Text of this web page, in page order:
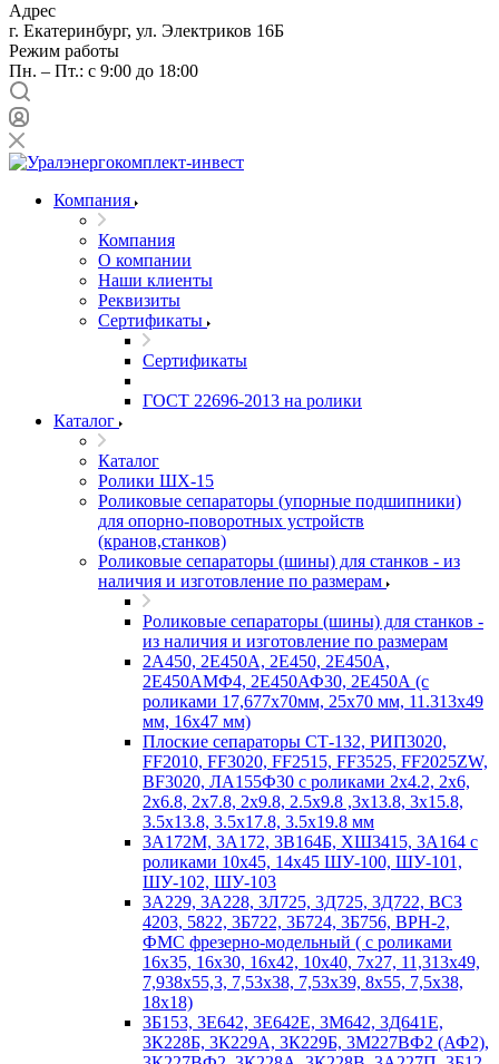
Адрес
г. Екатеринбург, ул. Электриков 16Б
Режим работы
Пн. – Пт.: с 9:00 до 18:00
Компания
Компания
О компании
Наши клиенты
Реквизиты
Сертификаты
Сертификаты
ГОСТ 22696-2013 на ролики
Каталог
Каталог
Ролики ШХ-15
Роликовые сепараторы (упорные подшипники)
для опорно-поворотных устройств
(кранов,станков)
Роликовые сепараторы (шины) для станков - из
наличия и изготовление по размерам
Роликовые сепараторы (шины) для станков -
из наличия и изготовление по размерам
2А450, 2Е450А, 2Е450, 2Е450А,
2Е450АМФ4, 2Е450АФ30, 2Е450А (с
роликами 17,677х70мм, 25х70 мм, 11.313х49
мм, 16х47 мм)
Плоские сепараторы СТ-132, РИП3020,
FF2010, FF3020, FF2515, FF3525, FF2025ZW,
BF3020, ЛА155Ф30 с роликами 2х4.2, 2х6,
2х6.8, 2х7.8, 2х9.8, 2.5х9.8 ,3х13.8, 3х15.8,
3.5х13.8, 3.5х17.8, 3.5х19.8 мм
3А172М, 3А172, 3В164Б, ХШ3415, 3А164 с
роликами 10х45, 14х45 ШУ-100, ШУ-101,
ШУ-102, ШУ-103
3А229, 3А228, 3Л725, 3Д725, 3Д722, ВСЗ
4203, 5822, 3Б722, 3Б724, 3Б756, ВРН-2,
ФМС фрезерно-модельный ( с роликами
16х35, 16х30, 16х42, 10х40, 7х27, 11,313х49,
7,938х55,3, 7,53х38, 7,53х39, 8х55, 7,5х38,
18х18)
3Б153, 3Е642, 3Е642Е, 3М642, 3Д641Е,
3К228Б, 3К229А, 3К229Б, 3М227ВФ2 (АФ2),